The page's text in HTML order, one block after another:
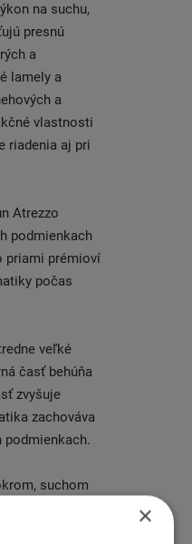
na suchu,
presnú
a
lamely a
a
vlastnosti
riadenia aj pri
Atrezzo
podmienkach
priami prémioví
počas
veľké
časť behúňa
zvyšuje
zachováva
podmienkach.
suchom
pomerom
×